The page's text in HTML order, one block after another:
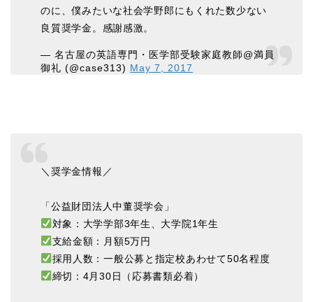
のに、僕みたいな社会学野郎にもくれた数少ない
良質奨学金。感謝感激。
— 名古屋の英語専門・医学部受験家庭教師@満員
御礼 (@case313) May 7, 2017
＼奨学金情報／
「公益財団法人中董奨学会」
対象：大学学部3年生、大学院1年生
支給金額：月額5万円
採用人数：一般公募と指定校あわせて50名程度
締切：4月30日（応募書類必着）